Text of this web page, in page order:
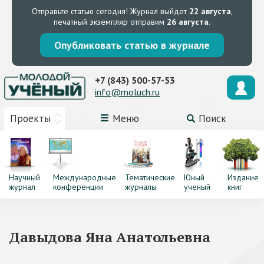
Отправьте статью сегодня! Журнал выйдет 22 августа,
печатный экземпляр отправим 26 августа.
Опубликовать статью в журнале
Проекты Меню Поиск
+7 (843) 500-57-53
info@moluch.ru
Научный
журнал
Международные
конференции
Тематические
журналы
Юный
ученый
Издание
книг
Давыдова Яна Анатольевна